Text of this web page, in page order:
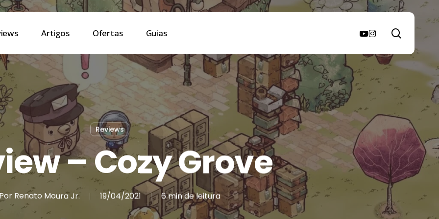
Artigos Ofertas Guias search
youtube
instagram
Reviews
– Cozy Grove
Por Renato Moura Jr. 19/04/2021 6 min de leitura